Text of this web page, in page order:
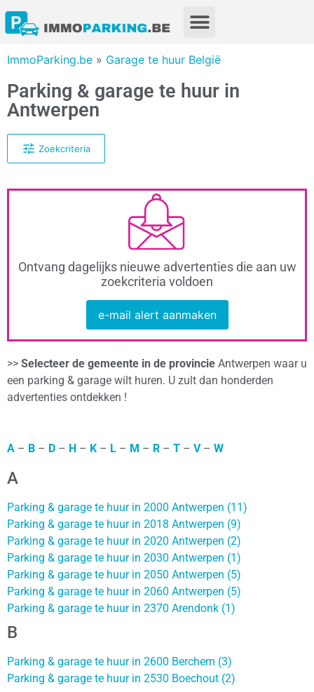
ImmoParking.be » Garage te huur België
Parking & garage te huur in
Antwerpen
Zoekcriteria
Ontvang dagelijks nieuwe advertenties die aan uw
zoekcriteria voldoen
e-mail alert aanmaken
>> Selecteer de gemeente in de provincie Antwerpen waar u
een parking & garage wilt huren. U zult dan honderden
advertenties ontdekken !
A – B – D – H – K – L – M – R – T – V– W
A
Parking & garage te huur in 2000 Antwerpen (11)
Parking & garage te huur in 2018 Antwerpen (9)
Parking & garage te huur in 2020 Antwerpen (2)
Parking & garage te huur in 2030 Antwerpen (1)
Parking & garage te huur in 2050 Antwerpen (5)
Parking & garage te huur in 2060 Antwerpen (5)
Parking & garage te huur in 2370 Arendonk (1)
B
Parking & garage te huur in 2600 Berchem (3)
Parking & garage te huur in 2530 Boechout (2)